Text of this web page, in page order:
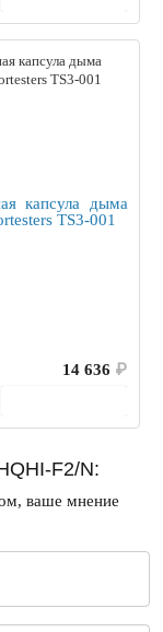
капсула дыма
TS3-001
14 636 ₽
F2/N:
ваше мнение